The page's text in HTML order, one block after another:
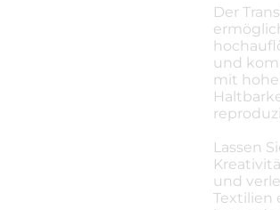
Der
und
mit
​Lassen
und
Textilien